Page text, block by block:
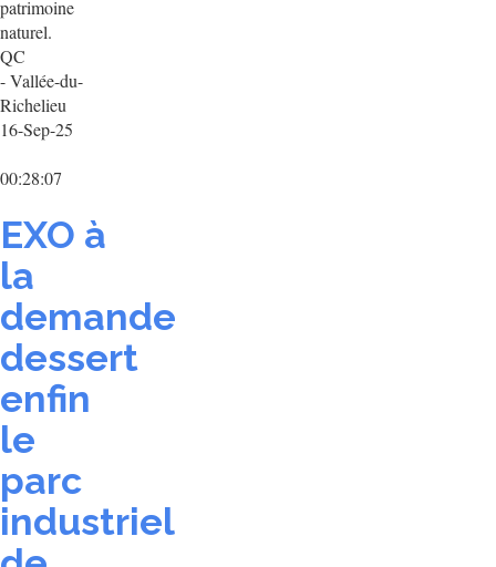
patrimoine
naturel.
QC
- Vallée-du-
Richelieu
16-Sep-25
00:28:07
EXO à
la
demande
dessert
enfin
le
parc
industriel